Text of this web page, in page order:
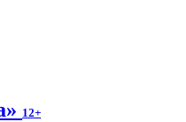
12+